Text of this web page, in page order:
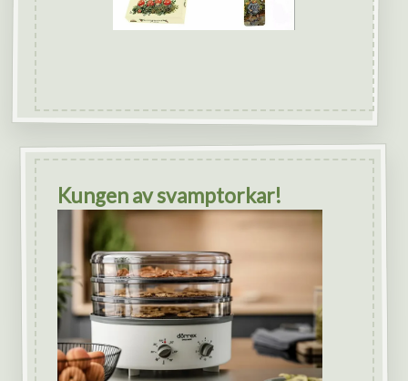
Kungen av svamptorkar!